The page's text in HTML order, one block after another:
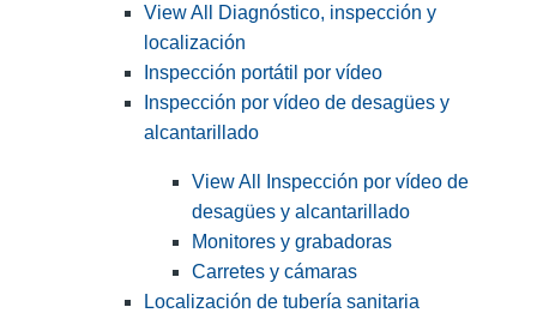
View All Diagnóstico, inspección y
localización
Inspección portátil por vídeo
Inspección por vídeo de desagües y
alcantarillado
View All Inspección por vídeo de
desagües y alcantarillado
Monitores y grabadoras
Carretes y cámaras
Localización de tubería sanitaria